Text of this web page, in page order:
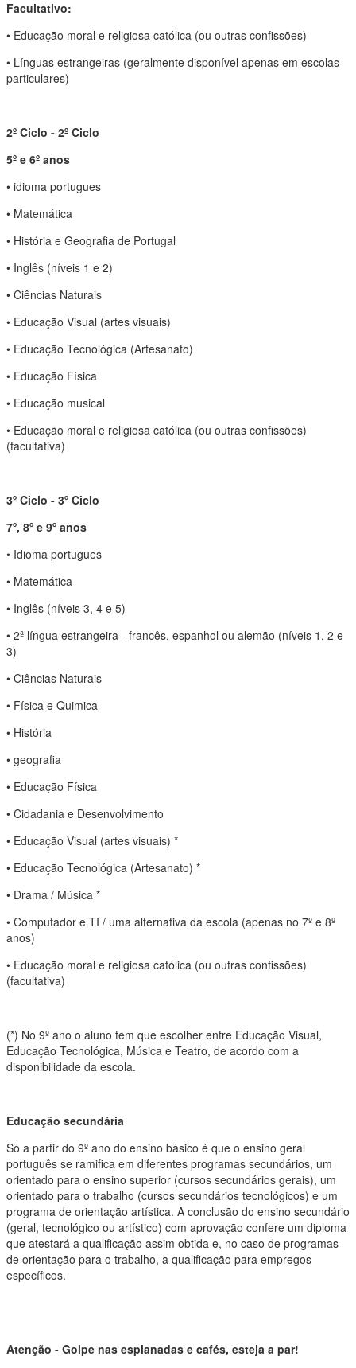
Facultativo:
• Educação moral e religiosa católica (ou outras confissões)
• Línguas estrangeiras (geralmente disponível apenas em escolas
particulares)
2º Ciclo - 2º Ciclo
5º e 6º anos
• idioma portugues
• Matemática
• História e Geografia de Portugal
• Inglês (níveis 1 e 2)
• Ciências Naturais
• Educação Visual (artes visuais)
• Educação Tecnológica (Artesanato)
• Educação Física
• Educação musical
• Educação moral e religiosa católica (ou outras confissões)
(facultativa)
3º Ciclo - 3º Ciclo
7º, 8º e 9º anos
• Idioma portugues
• Matemática
• Inglês (níveis 3, 4 e 5)
• 2ª língua estrangeira - francês, espanhol ou alemão (níveis 1, 2 e
3)
• Ciências Naturais
• Física e Quimica
• História
• geografia
• Educação Física
• Cidadania e Desenvolvimento
• Educação Visual (artes visuais) *
• Educação Tecnológica (Artesanato) *
• Drama / Música *
• Computador e TI / uma alternativa da escola (apenas no 7º e 8º
anos)
• Educação moral e religiosa católica (ou outras confissões)
(facultativa)
(*) No 9º ano o aluno tem que escolher entre Educação Visual,
Educação Tecnológica, Música e Teatro, de acordo com a
disponibilidade da escola.
Educação secundária
Só a partir do 9º ano do ensino básico é que o ensino geral
português se ramifica em diferentes programas secundários, um
orientado para o ensino superior (cursos secundários gerais), um
orientado para o trabalho (cursos secundários tecnológicos) e um
programa de orientação artística. A conclusão do ensino secundário
(geral, tecnológico ou artístico) com aprovação confere um diploma
que atestará a qualificação assim obtida e, no caso de programas
de orientação para o trabalho, a qualificação para empregos
específicos.
Atenção - Golpe nas esplanadas e cafés, esteja a par!